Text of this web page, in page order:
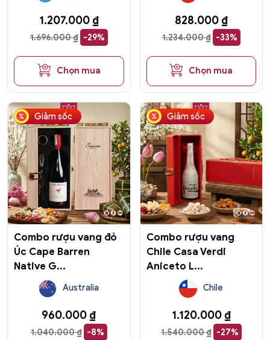
1.696.000₫ -29%
1.207.000 ₫
Chọn mua
1.234.000₫ -33%
828.000 ₫
Chọn mua
Giảm sốc
Combo rượu vang đỏ
Úc Cape Barren
Native G...
Australia
1.040.000₫ -8%
960.000 ₫
Giảm sốc
Combo rượu vang
Chile Casa Verdi
Aniceto L...
Chile
1.540.000₫ -27%
1.120.000 ₫